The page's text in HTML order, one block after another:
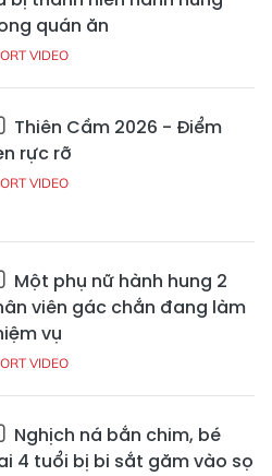
quán ăn
VIDEO
Thiên Cầm 2026 - Điểm
rực rỡ
VIDEO
Một phụ nữ hành hung 2
viên gác chắn đang làm
vụ
VIDEO
Nghịch ná bắn chim, bé
4 tuổi bị bi sắt găm vào sọ